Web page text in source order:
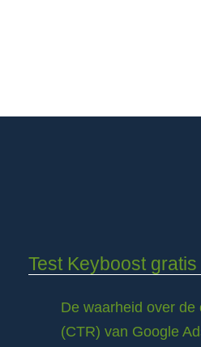
Test Keyboost gratis
De waarheid over de
(CTR) van Google